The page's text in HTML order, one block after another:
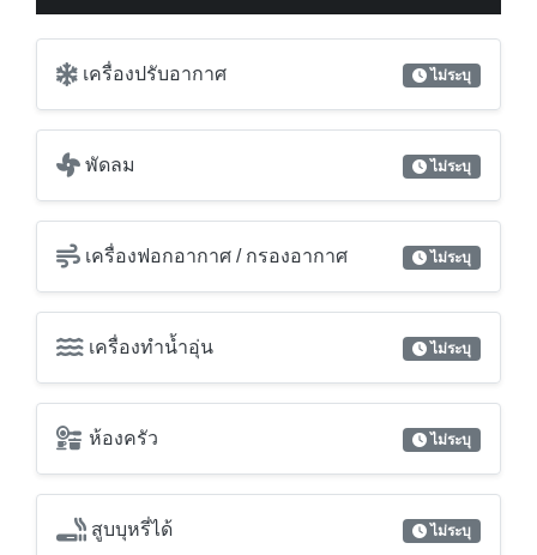
เครื่องปรับอากาศ ไม่ระบุ
พัดลม ไม่ระบุ
เครื่องฟอกอากาศ / กรองอากาศ ไม่ระบุ
เครื่องทำน้ำอุ่น ไม่ระบุ
ห้องครัว ไม่ระบุ
สูบบุหรี่ได้ ไม่ระบุ